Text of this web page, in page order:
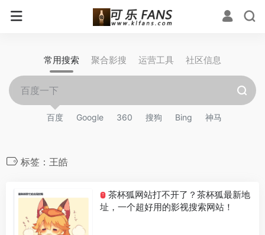
常用搜索 聚合影搜 运营工具 社区信息
百度 Google 360 搜狗 Bing 神马
标签：王皓
T
茶杯狐网站打不开了？茶杯狐最新地
址，一个超好用的影视搜索网站！